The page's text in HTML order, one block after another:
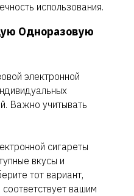
использования.
Одноразовую
электронной
Важно учитывать
сигареты
вкусы и
тот вариант,
вашим